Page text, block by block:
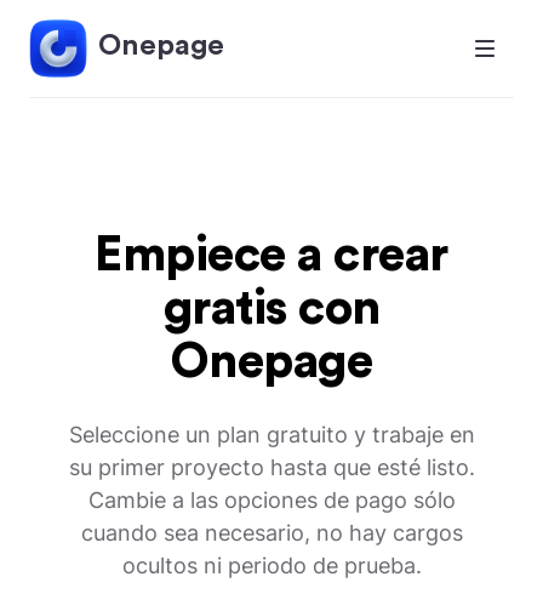
Onepage
Empiece a crear
gratis con
Onepage
Seleccione un plan gratuito y trabaje en
su primer proyecto hasta que esté listo.
Cambie a las opciones de pago sólo
cuando sea necesario, no hay cargos
ocultos ni periodo de prueba.